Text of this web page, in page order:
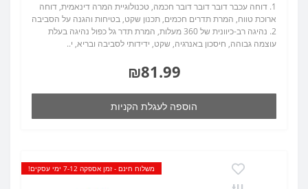
1. דוחה עכבר דובר דובר דובר חכמה, טכנולוגיית המרה דינאמית, דוחה
ארוכת טווח, המרת תדרים חכמים, תכנון שקט, בטיחות והגנה על הסביבה
2. נהיגה רב-כיוונית של 360 מעלות, המרת תדר גל כפול נהיגה בעלת
עוצמה גבוהה, חיסכון באנרגיה, שקט, ידידותי לסביבה ובריא, י..
₪81.99
הוספה לעגלת הקניות
משלוח חינם - זמן אספקה 7-12 ימי עסקים!